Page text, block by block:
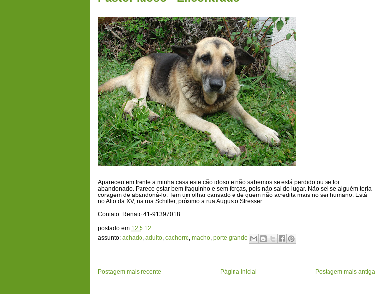
Apareceu em frente a minha casa este cão idoso e não sabemos se está perdido ou se foi
abandonado. Parece estar bem fraquinho e sem forças, pois não sai do lugar. Não sei se alguém teria
coragem de abandoná-lo. Tem um olhar cansado e de quem não acredita mais no ser humano. Está
no Alto da XV, na rua Schiller, próximo a rua Augusto Stresser.
Contato: Renato 41-91397018
postado em 12.5.12
assunto: achado adulto cachorro macho porte grande
Postagem mais recente Postagem mais antiga
Página inicial